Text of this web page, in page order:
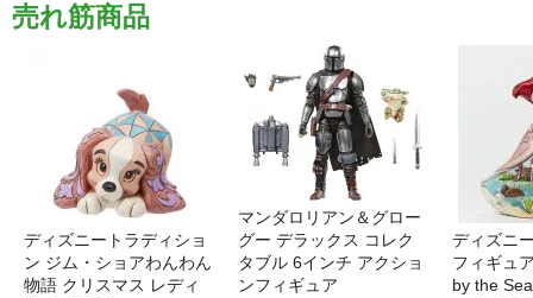
売れ筋商品
ディズニートラディショ
ン ジム・ショアわんわん
物語 クリスマス レディ
マンダロリアン＆グロー
グー デラックス コレク
タブル 6インチ アクショ
ンフィギュア
ディズニ
フィギュ
by the